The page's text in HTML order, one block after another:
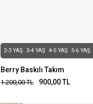
2-3 YAŞ 3-4 YAŞ 4-5 YAŞ 5-6 YAŞ
Berry Baskılı Takım
1.200,00TL 900,00TL